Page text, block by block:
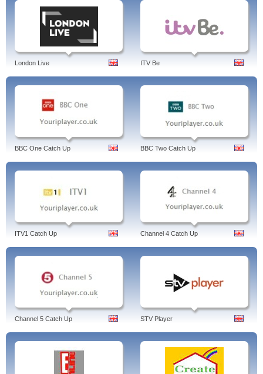
London Live ITV Be
BBC One Catch Up BBC Two Catch Up
ITV1 Catch Up Channel 4 Catch Up
Channel 5 Catch Up STV Player